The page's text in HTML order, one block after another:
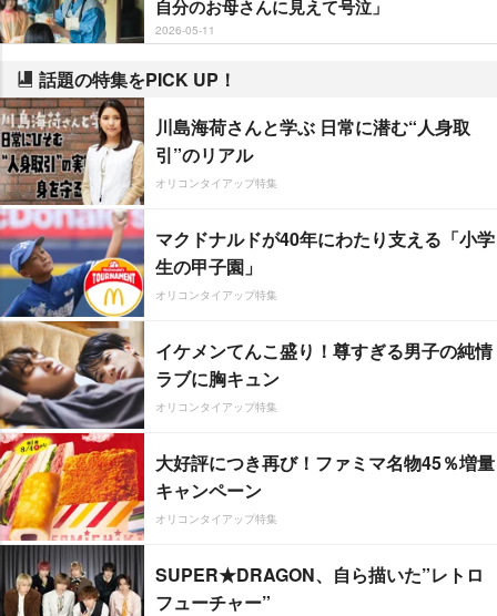
自分のお母さんに見えて号泣」
2026-05-11
話題の特集をPICK UP！
川島海荷さんと学ぶ 日常に潜む“人身取
引”のリアル
オリコンタイアップ特集
マクドナルドが40年にわたり支える「小学
生の甲子園」
オリコンタイアップ特集
イケメンてんこ盛り！尊すぎる男子の純情
ラブに胸キュン
オリコンタイアップ特集
大好評につき再び！ファミマ名物45％増量
キャンペーン
オリコンタイアップ特集
SUPER★DRAGON、自ら描いた”レトロ
フューチャー”